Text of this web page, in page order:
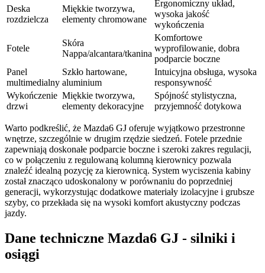
Deska
rozdzielcza
Miękkie tworzywa,
elementy chromowane
Ergonomiczny układ,
wysoka jakość
wykończenia
Fotele
Skóra
Nappa/alcantara/tkanina
Komfortowe
wyprofilowanie, dobra
podparcie boczne
Panel
multimedialny
Szkło hartowane,
aluminium
Intuicyjna obsługa, wysoka
responsywność
Wykończenie
drzwi
Miękkie tworzywa,
elementy dekoracyjne
Spójność stylistyczna,
przyjemność dotykowa
Warto podkreślić, że Mazda6 GJ oferuje wyjątkowo przestronne
wnętrze, szczególnie w drugim rzędzie siedzeń. Fotele przednie
zapewniają doskonałe podparcie boczne i szeroki zakres regulacji,
co w połączeniu z regulowaną kolumną kierownicy pozwala
znaleźć idealną pozycję za kierownicą. System wyciszenia kabiny
został znacząco udoskonalony w porównaniu do poprzedniej
generacji, wykorzystując dodatkowe materiały izolacyjne i grubsze
szyby, co przekłada się na wysoki komfort akustyczny podczas
jazdy.
Dane techniczne Mazda6 GJ - silniki i
osiągi